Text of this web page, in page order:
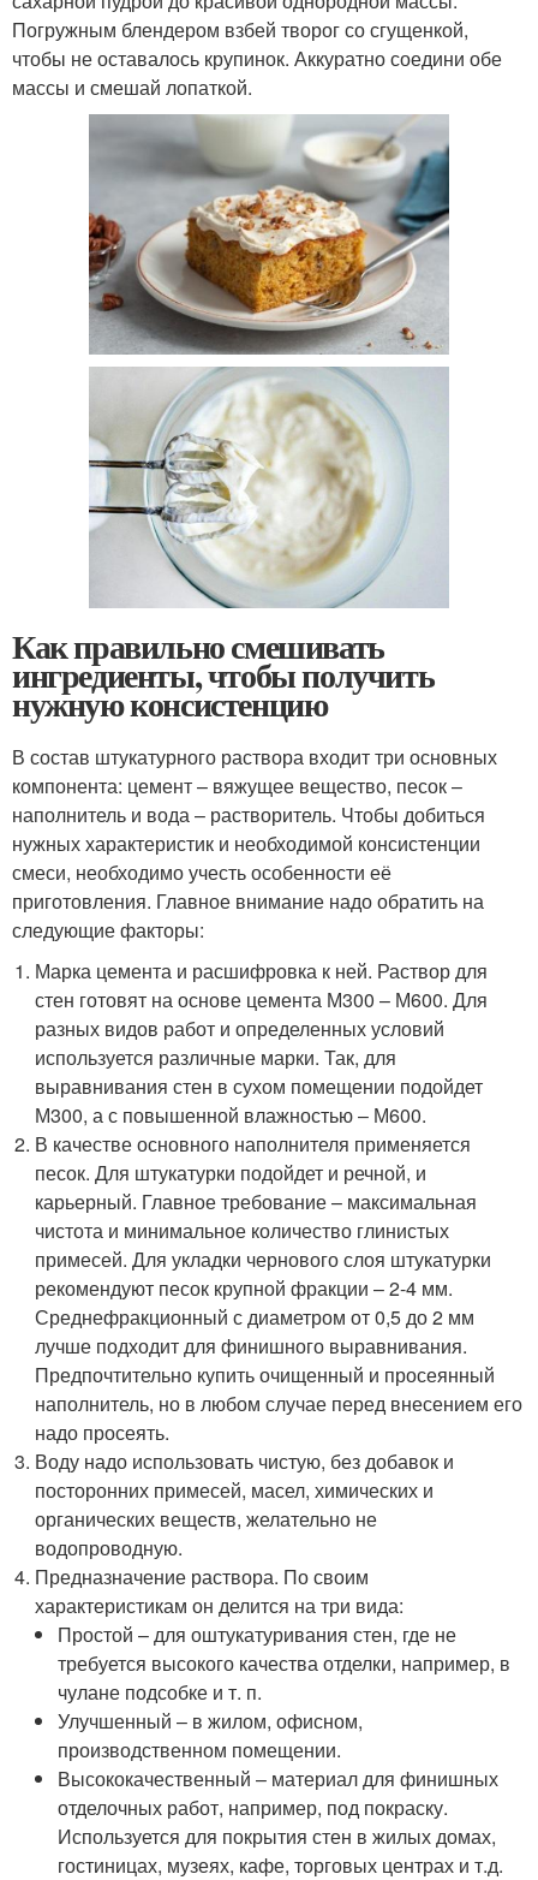
Погружным блендером взбей творог со сгущенкой,
чтобы не оставалось крупинок. Аккуратно соедини обе
массы и смешай лопаткой.
Как правильно смешивать
ингредиенты, чтобы получить
нужную консистенцию
В состав штукатурного раствора входит три основных
компонента: цемент – вяжущее вещество, песок –
наполнитель и вода – растворитель. Чтобы добиться
нужных характеристик и необходимой консистенции
смеси, необходимо учесть особенности её
приготовления. Главное внимание надо обратить на
следующие факторы:
Марка цемента и расшифровка к ней. Раствор для
стен готовят на основе цемента М300 – М600. Для
разных видов работ и определенных условий
используется различные марки. Так, для
выравнивания стен в сухом помещении подойдет
М300, а с повышенной влажностью – М600.
В качестве основного наполнителя применяется
песок. Для штукатурки подойдет и речной, и
карьерный. Главное требование – максимальная
чистота и минимальное количество глинистых
примесей. Для укладки чернового слоя штукатурки
рекомендуют песок крупной фракции – 2-4 мм.
Среднефракционный с диаметром от 0,5 до 2 мм
лучше подходит для финишного выравнивания.
Предпочтительно купить очищенный и просеянный
наполнитель, но в любом случае перед внесением его
надо просеять.
Воду надо использовать чистую, без добавок и
посторонних примесей, масел, химических и
органических веществ, желательно не
водопроводную.
Предназначение раствора. По своим
характеристикам он делится на три вида:
Простой – для оштукатуривания стен, где не
требуется высокого качества отделки, например, в
чулане подсобке и т. п.
Улучшенный – в жилом, офисном,
производственном помещении.
Высококачественный – материал для финишных
отделочных работ, например, под покраску.
Используется для покрытия стен в жилых домах,
гостиницах, музеях, кафе, торговых центрах и т.д.